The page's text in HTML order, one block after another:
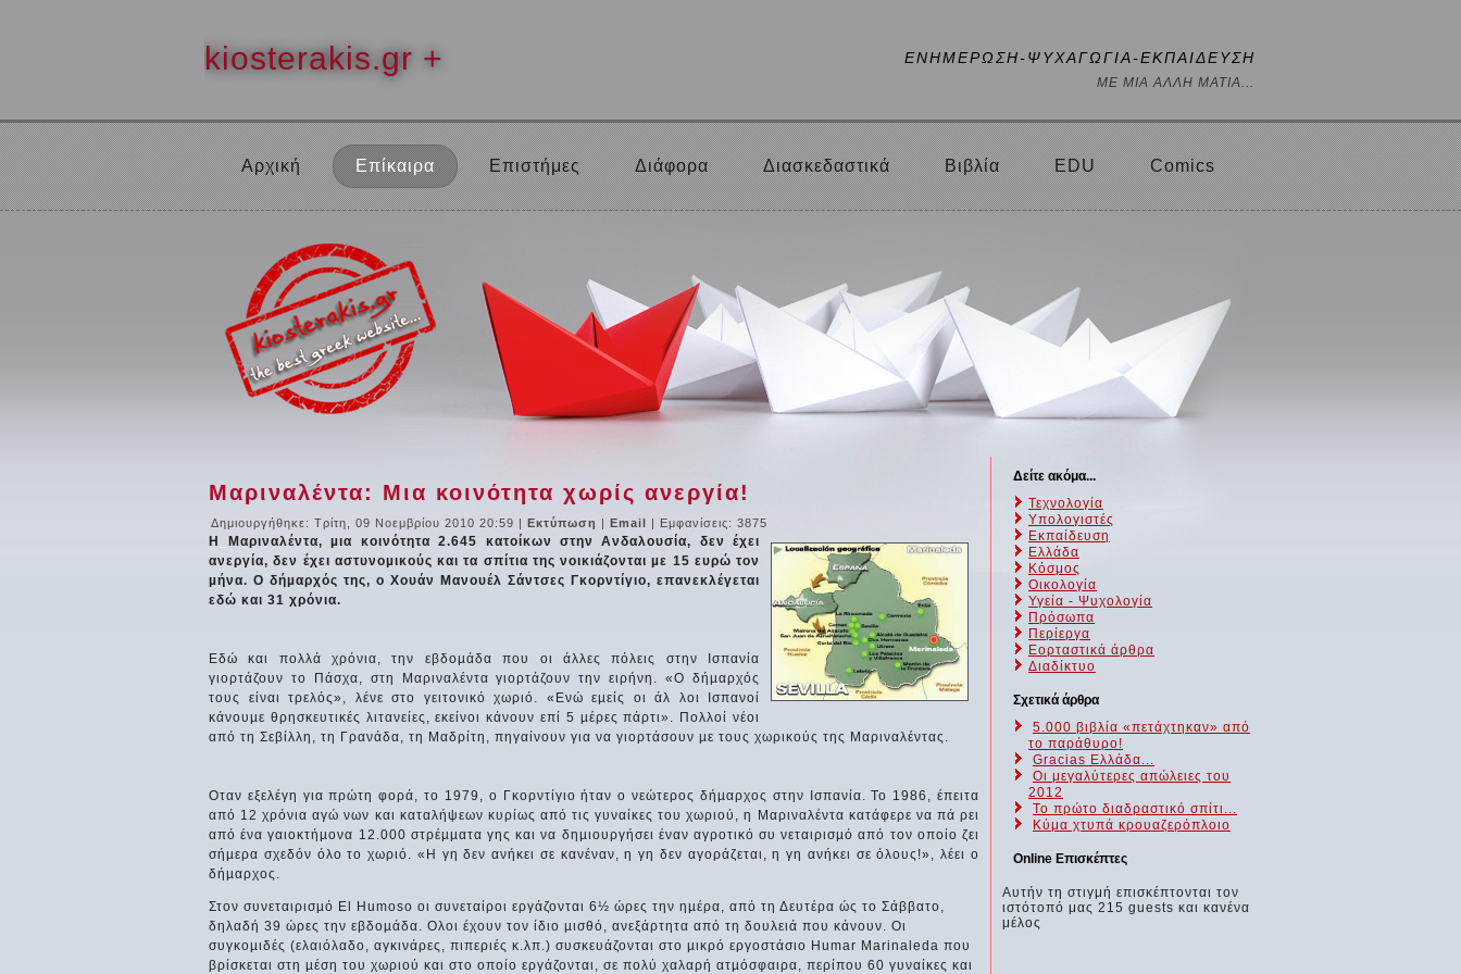
kiosterakis.gr + ΕΝΗΜΕΡΩΣΗ-ΨΥΧΑΓΩΓΙΑ-ΕΚΠΑΙΔΕΥΣΗ
ΜΕ ΜΙΑ ΑΛΛΗ ΜΑΤΙΑ...
Αρχική Επίκαιρα Επιστήμες Διάφορα Διασκεδαστικά Βιβλία EDU Comics
Μαριναλέντα: Μια κοινότητα χωρίς ανεργία!
Δημιουργήθηκε: Τρίτη, 09 Νοεμβρίου 2010 20:59 | Εκτύπωση | Email | Εμφανίσεις: 3875
Η
Μαριναλέντα, µια κοινότητα 2.645 κατοίκων στην Ανδαλουσία, δεν έχει
ανεργία, δεν έχει αστυνοµικούς και τα σπίτια της νοικιάζονται µε 15 ευρώ τον
µήνα. Ο δήµαρχός της, ο Χουάν Μανουέλ Σάντσες Γκορντίγιο, επανεκλέγεται
εδώ και 31 χρόνια.
Εδώ και πολλά χρόνια, την εβδοµάδα που οι άλλες πόλεις στην Ισπανία
γιορτάζουν το Πάσχα, στη Μαριναλέντα γιορτάζουν την ειρήνη. «Ο δήµαρχός
τους είναι τρελός», λένε στο γειτονικό χωριό. «Ενώ εµείς οι άλ λοι Ισπανοί
κάνουµε θρησκευτικές λιτανείες, εκείνοι κάνουν επί 5 µέρες πάρτι». Πολλοί νέοι
από τη Σεβίλλη, τη Γρανάδα, τη Μαδρίτη, πηγαίνουν για να γιορτάσουν µε τους χωρικούς της Μαριναλέντας.
Οταν εξελέγη για πρώτη φορά, το 1979, ο Γκορντίγιο ήταν ο νεώτερος δήµαρχος στην Ισπανία. Το 1986, έπειτα
από 12 χρόνια αγώ νων και καταλήψεων κυρίως από τις γυναίκες του χωριού, η Μαριναλέντα κατάφερε να πά ρει
από ένα γαιοκτήµονα 12.000 στρέµµατα γης και να δηµιουργήσει έναν αγροτικό συ νεταιρισµό από τον οποίο ζει
σήµερα σχεδόν όλο το χωριό. «Η γη δεν ανήκει σε κανέναν, η γη δεν αγοράζεται, η γη ανήκει σε όλους!», λέει ο
δήµαρχος.
Στον συνεταιρισµό Εl Ηumoso οι συνεταίροι εργάζονται 6½ ώρες την ηµέρα, από τη Δευτέρα ώς το Σάββατο,
δηλαδή 39 ώρες την εβδοµάδα. Ολοι έχουν τον ίδιο µισθό, ανεξάρτητα από τη δουλειά που κάνουν. Οι
συγκοµιδές (ελαιόλαδο, αγκινάρες, πιπεριές κ.λπ.) συσκευάζονται στο µικρό εργοστάσιο Ηumar Μarinaleda που
βρίσκεται στη µέση του χωριού και στο οποίο εργάζονται, σε πολύ χαλαρή ατµόσφαιρα, περίπου 60 γυναίκες και
Δείτε ακόμα...
Τεχνολογία
Υπολογιστές
Εκπαίδευση
Ελλάδα
Κόσμος
Οικολογία
Υγεία - Ψυχολογία
Πρόσωπα
Περίεργα
Εορταστικά άρθρα
Διαδίκτυο
Σχετικά άρθρα
5.000 βιβλία «πετάχτηκαν» από
το παράθυρο!
Gracias Ελλάδα...
Οι μεγαλύτερες απώλειες του
2012
Το πρώτο διαδραστικό σπίτι...
Κύμα χτυπά κρουαζερόπλοιο
Online Επισκέπτες
Αυτήν τη στιγμή επισκέπτονται τον
ιστότοπό μας 215 guests και κανένα
μέλος